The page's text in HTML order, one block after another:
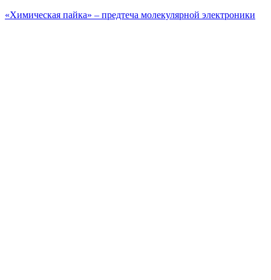
«Химическая пайка» – предтеча молекулярной электроники